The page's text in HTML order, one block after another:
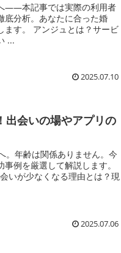
——本記事では実際の利用者
底分析。あなたに合った婚
ます。 アンジュとは？サービ
...
2025.07.10
出会いの場やアプリの
。年齢は関係ありません。今
例を厳選して解説します。
いが少なくなる理由とは？現
2025.07.06